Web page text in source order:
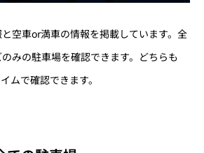
空車or満車の情報を掲載しています。全
みの駐車場を確認できます。どちらも
ムで確認できます。